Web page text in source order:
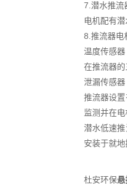
7.潜水推流
电机配有
8.推流器电
温度传感器
在推流器
泄漏传感器
推流器设
监测并在
潜水低速
安装于就
杜安环保悬